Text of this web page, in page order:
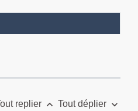
replier keyboard_arrow_up Tout déplier keyboard_arrow_down